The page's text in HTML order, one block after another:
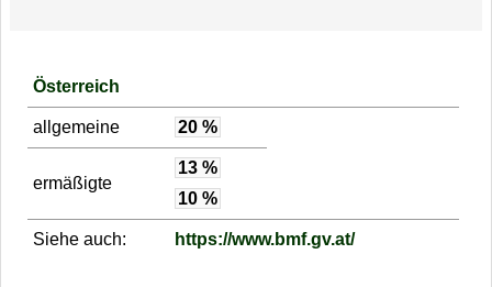
Österreich
allgemeine 20 %
ermäßigte
13 %
10 %
Siehe auch: https://www.bmf.gv.at/